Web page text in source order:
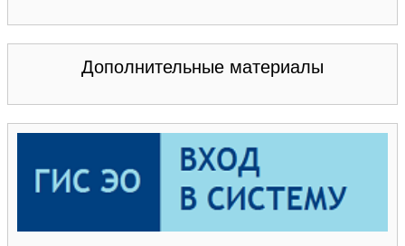
Дополнительные материалы